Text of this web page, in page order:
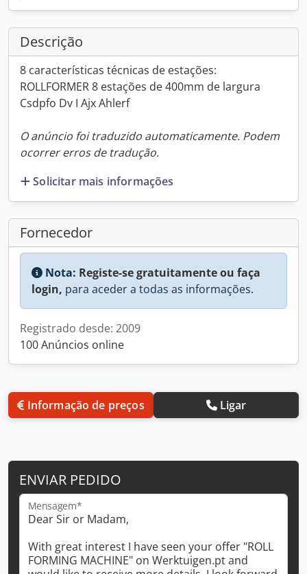
Descrição
8 características técnicas de estações:
ROLLFORMER 8 estações de 400mm de largura
Csdpfo Dv I Ajx Ahlerf
O anúncio foi traduzido automaticamente. Podem
ocorrer erros de tradução.
Solicitar mais informações
Fornecedor
Nota: Registe-se gratuitamente ou faça
login, para aceder a todas as informações.
Registrado desde: 2009
100 Anúncios online
Informação de preços Ligar
ENVIAR PEDIDO
Mensagem*